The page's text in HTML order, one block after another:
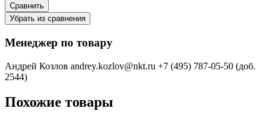
Сравнить
Убрать из сравнения
Менеджер по товару
Андрей Козлов andrey.kozlov@nkt.ru +7 (495) 787-05-50 (доб.
2544)
Похожие товары